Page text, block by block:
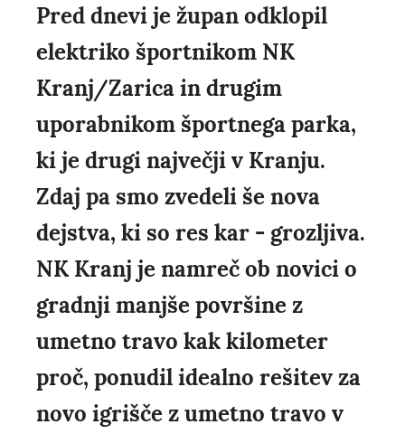
Pred dnevi je župan odklopil
elektriko športnikom NK
Kranj/Zarica in drugim
uporabnikom športnega parka,
ki je drugi največji v Kranju.
Zdaj pa smo zvedeli še nova
dejstva, ki so res kar - grozljiva.
NK Kranj je namreč ob novici o
gradnji manjše površine z
umetno travo kak kilometer
proč, ponudil idealno rešitev za
novo igrišče z umetno travo v